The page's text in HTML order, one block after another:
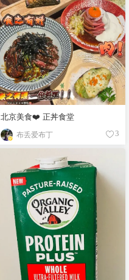
北京美食❤️ 正丼食堂
布丢爱布丁 3